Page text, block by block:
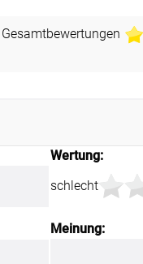
Wertung:
schlecht
Meinung: